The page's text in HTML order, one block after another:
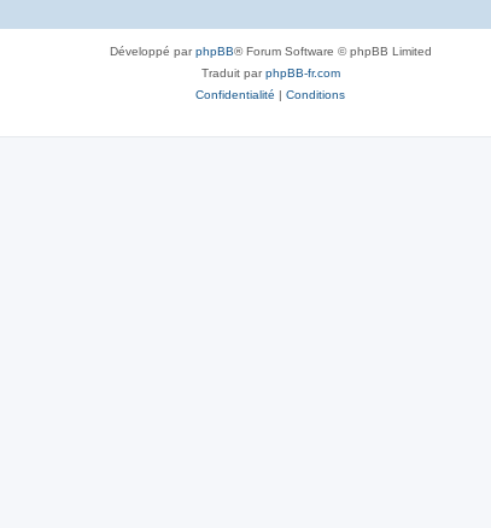
Développé parphpBB® Forum Software © phpBB Limited
Traduit parphpBB-fr.com
Confidentialité | Conditions